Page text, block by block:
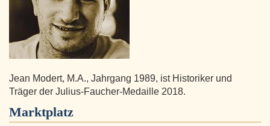
Jean Modert, M.A., Jahrgang 1989, ist Historiker und
Träger der Julius-Faucher-Medaille 2018.
Marktplatz